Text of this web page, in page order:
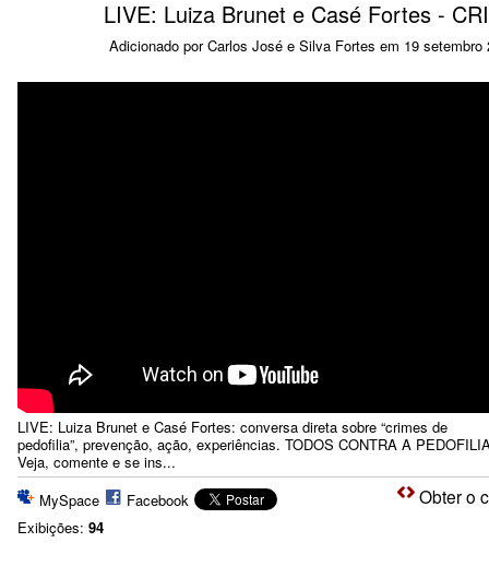
LIVE: Luiza Brunet e Casé Fortes -
Adicionado porCarlos José e Silva Fortes em 19 setembro
LIVE: Luiza Brunet e Casé Fortes: conversa direta sobre “crimes de
pedofilia”, prevenção, ação, experiências. TODOS CONTRA A
Veja, comente e se ins...
MySpace
Facebook
Exibições: 94
Obter o